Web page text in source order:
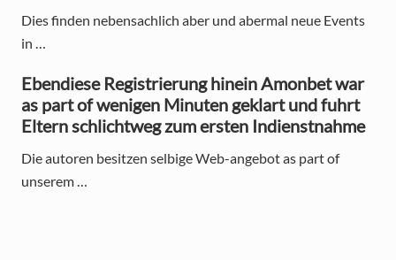
Dies finden nebensachlich aber und abermal neue Events
in …
Ebendiese Registrierung hinein Amonbet war
as part of wenigen Minuten geklart und fuhrt
Eltern schlichtweg zum ersten Indienstnahme
Die autoren besitzen selbige Web-angebot as part of
unserem …